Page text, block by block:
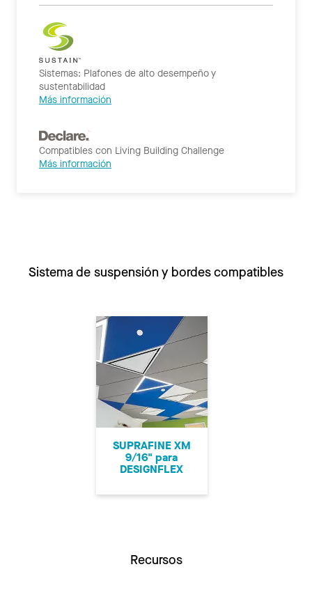
Sistemas: Plafones de alto desempeño y
sustentabilidad
Más información
Compatibles con Living Building Challenge
Más información
Sistema de suspensión y bordes compatibles
SUPRAFINE XM
9/16" para
DESIGNFLEX
Recursos